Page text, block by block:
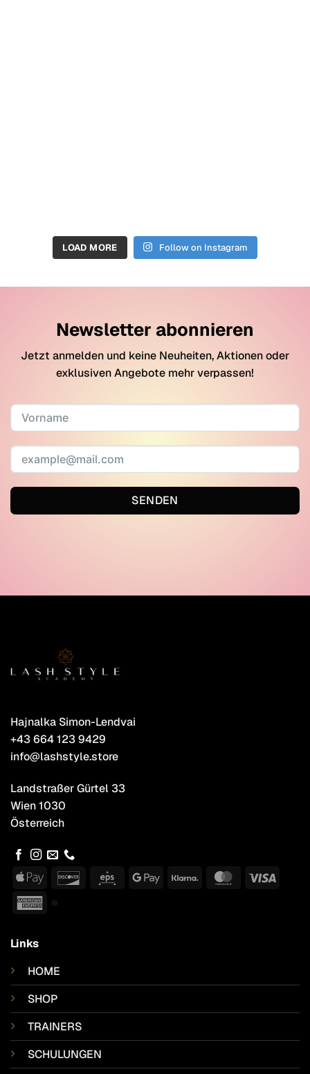
LOAD MORE Follow on Instagram
Newsletter abonnieren
Jetzt anmelden und keine Neuheiten, Aktionen oder
exklusiven Angebote mehr verpassen!
SENDEN
Hajnalka Simon-Lendvai
+43 664 123 9429
info@lashstyle.store
Landstraßer Gürtel 33
Wien 1030
Österreich
Apple
Discover Eps
GoogleKlarna MasterCard
Visa
Links
HOME
SHOP
TRAINERS
SCHULUNGEN